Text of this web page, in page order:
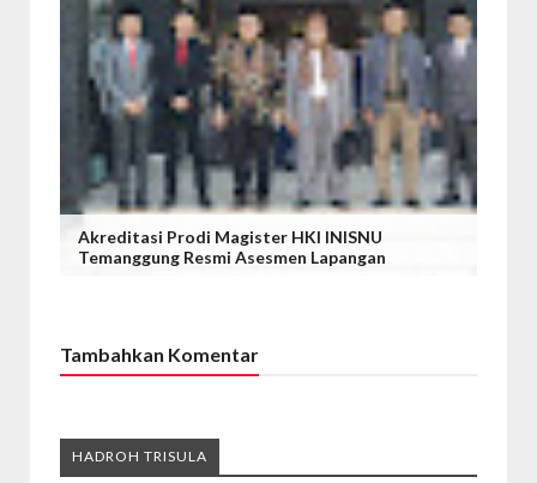
Akreditasi Prodi Magister HKI INISNU
Temanggung Resmi Asesmen Lapangan
Tambahkan Komentar
HADROH TRISULA